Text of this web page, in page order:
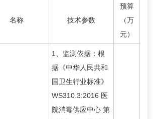
名称 技术参数
预算
（万
元）
1、监测依据：根
据《中华人民共和
国卫生行业标准》
WS310.3:2016 医
院消毒供应中心 第